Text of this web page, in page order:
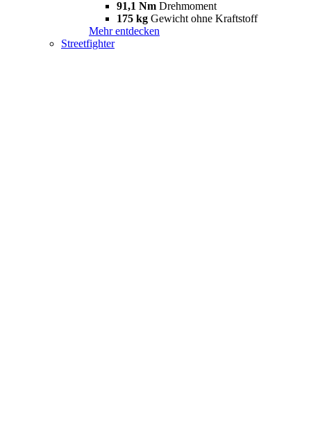
91,1 Nm Drehmoment
175 kg Gewicht ohne Kraftstoff
Mehr entdecken
Streetfighter